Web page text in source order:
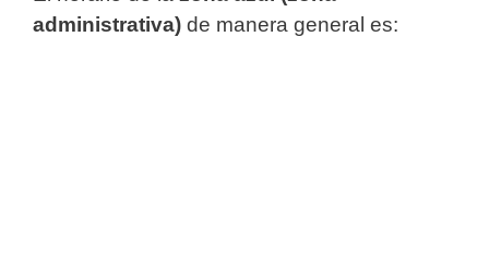
administrativa) de manera general es: